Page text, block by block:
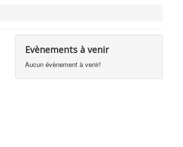
Evènements à venir
Aucun évènement à venir!